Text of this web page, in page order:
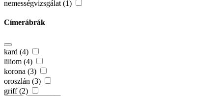
nemességvizsgálat (1)
Címerábrák
kard (4)
liliom (4)
korona (3)
oroszlán (3)
griff (2)